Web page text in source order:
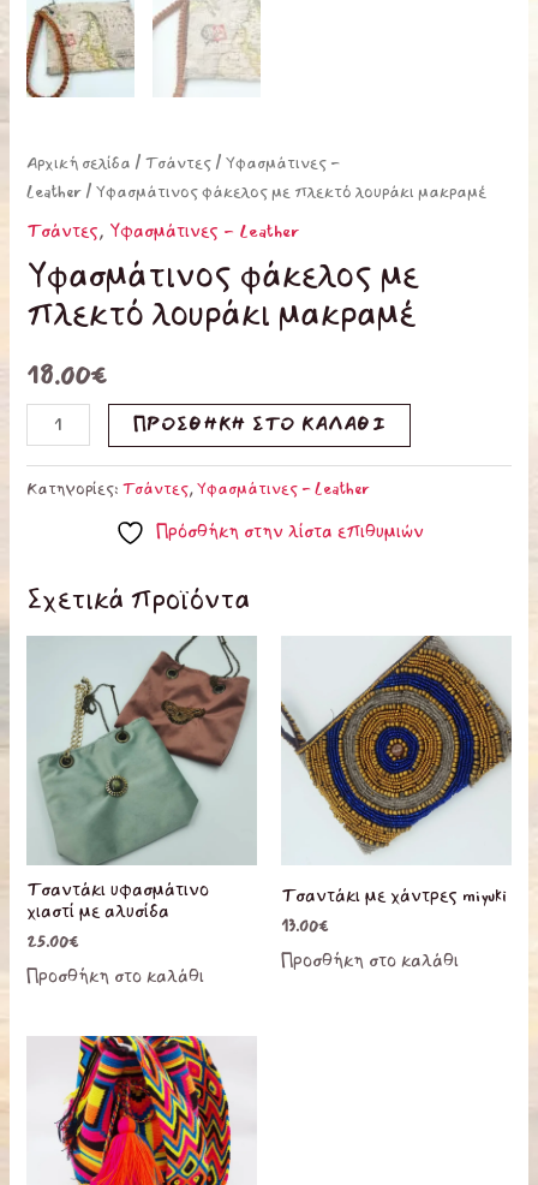
Αρχική σελίδα /Τσάντες/Υφασμάτινες -
Leather/ Υφασμάτινος φάκελος με πλεκτό λουράκι μακραμέ
Τσάντες, Υφασμάτινες - Leather
Υφασμάτινος φάκελος με
πλεκτό λουράκι μακραμέ
18.00€
ΠΡΟΣΘΉΚΗ ΣΤΟ ΚΑΛΆΘΙ
Κατηγορίες:Τσάντες,Υφασμάτινες - Leather
Πρόσθήκη στην λίστα επιθυμιών
Σχετικά προϊόντα
Τσαντάκι υφασμάτινο
χιαστί με αλυσίδα
25.00€
Προσθήκη στο καλάθι
Αυτό
το
προϊόν
έχει
πολλαπλές
επιλεγούν
σελίδα
του
προϊόντος
Τσαντάκι με χάντρες miyuki
13.00€
Προσθήκη στο καλάθι
Αυτό
το
προϊόν
έχει
μπορούν